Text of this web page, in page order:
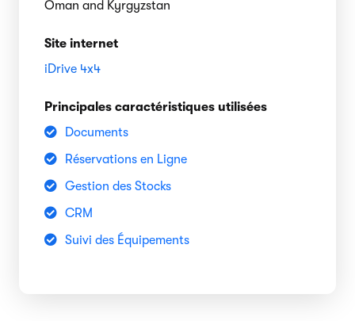
Oman and Kyrgyzstan
Site internet
iDrive 4x4
Principales caractéristiques utilisées
Documents
Réservations en Ligne
Gestion des Stocks
CRM
Suivi des Équipements